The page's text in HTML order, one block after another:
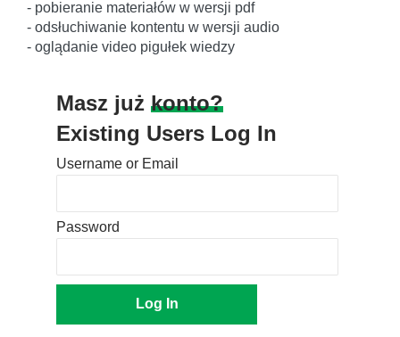
- pobieranie materiałów w wersji pdf
- odsłuchiwanie kontentu w wersji audio
- oglądanie video pigułek wiedzy
Masz już konto?
Existing Users Log In
Username or Email
Password